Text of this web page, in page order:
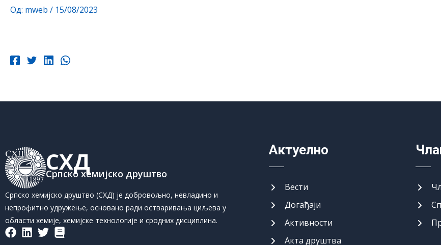
Од: mweb / 15/08/2023
СХД
Српско хемијско друштво
Српско хемијско друштво (СХД) је добровољно, невладино и
непрофитно удружење, основано ради остваривања циљева у
области хемије, хемијске технологије и сродних дисциплина.
Актуелно
Вести
Догађаји
Активности
Акта друштва